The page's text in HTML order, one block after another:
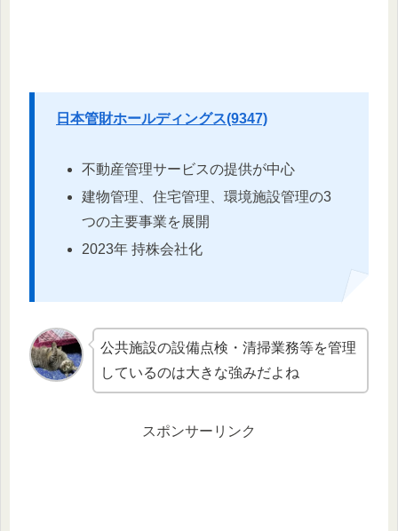
日本管財ホールディングス(9347)
不動産管理サービスの提供が中心
建物管理、住宅管理、環境施設管理の3
つの主要事業を展開
2023年 持株会社化
公共施設の設備点検・清掃業務等を管理
しているのは大きな強みだよね
スポンサーリンク